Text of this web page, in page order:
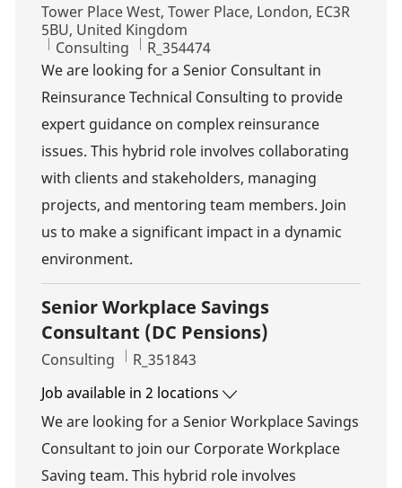
Location
Tower Place West, Tower Place, London, EC3R
5BU, United Kingdom
Category
Consulting Job Id
R_354474
We are looking for a Senior Consultant in
Reinsurance Technical Consulting to provide
expert guidance on complex reinsurance
issues. This hybrid role involves collaborating
with clients and stakeholders, managing
projects, and mentoring team members. Join
us to make a significant impact in a dynamic
environment.
Senior Workplace Savings
Consultant (DC Pensions)
Category
Consulting Job Id
R_351843
Job available in 2 locations
We are looking for a Senior Workplace Savings
Consultant to join our Corporate Workplace
Saving team. This hybrid role involves